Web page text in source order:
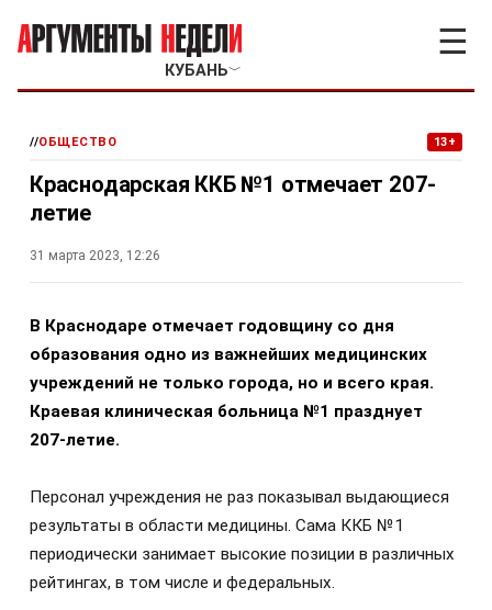
КУБАНЬ﹀
☰
//ОБЩЕСТВО 13+
Краснодарская ККБ №1 отмечает 207-
летие
31 марта 2023, 12:26
В Краснодаре отмечает годовщину со дня
образования одно из важнейших медицинских
учреждений не только города, но и всего края.
Краевая клиническая больница №1 празднует
207-летие.
Персонал учреждения не раз показывал выдающиеся
результаты в области медицины. Сама ККБ №1
периодически занимает высокие позиции в различных
рейтингах, в том числе и федеральных.